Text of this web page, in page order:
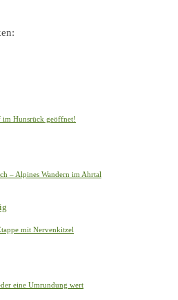
im Hunsrück geöffnet!
– Alpines Wandern im Ahrtal
mit Nervenkitzel
eine Umrundung wert